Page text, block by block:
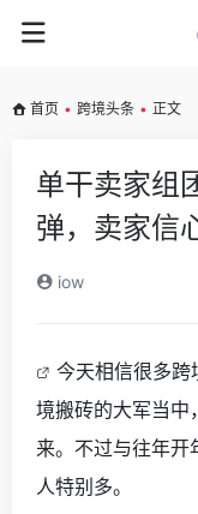
首页 • 跨境头条 • 正文
单干卖家组
弹，卖家信
iow
今天相信很多跨
境搬砖的大军当中
来。不过与往年开
人特别多。